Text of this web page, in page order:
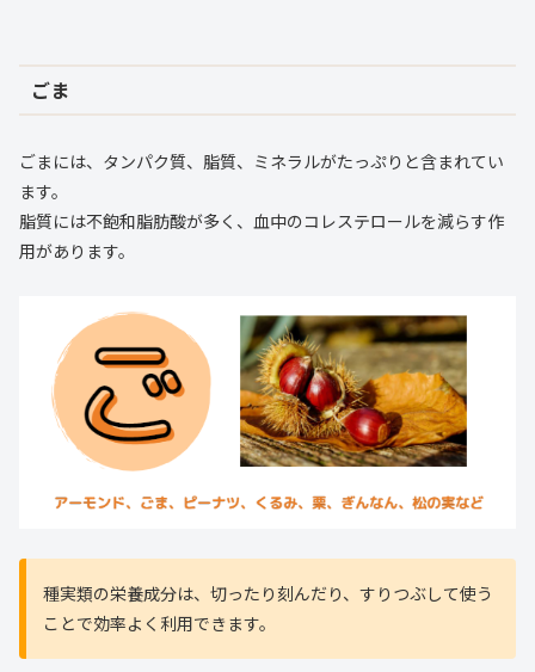
ごま
ごまには、タンパク質、脂質、ミネラルがたっぷりと含まれてい
ます。
脂質には不飽和脂肪酸が多く、血中のコレステロールを減らす作
用があります。
種実類の栄養成分は、切ったり刻んだり、すりつぶして使う
ことで効率よく利用できます。